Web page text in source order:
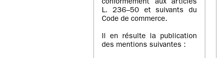
conformément aux articles
L. 236–50 et suivants du
Code de commerce.
Il en résulte la publication
des mentions suivantes :